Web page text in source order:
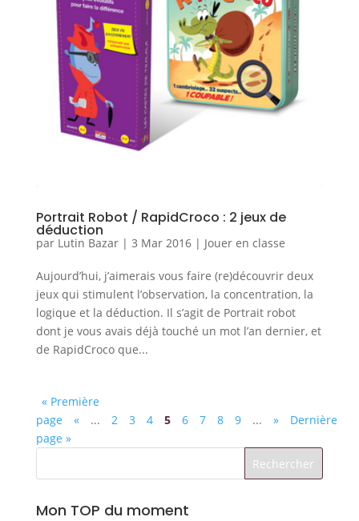
Portrait Robot / RapidCroco : 2 jeux de
déduction
par Lutin Bazar| 3 Mar 2016| Jouer en classe
Aujourd’hui, j’aimerais vous faire (re)découvrir deux
jeux qui stimulent l’observation, la concentration, la
logique et la déduction. Il s’agit de Portrait robot
dont je vous avais déjà touché un mot l’an dernier, et
de RapidCroco que...
« Première
page
« ... 2 3 4 5 6 7 8 9 ... »
Dernière
page »
Mon TOP du moment